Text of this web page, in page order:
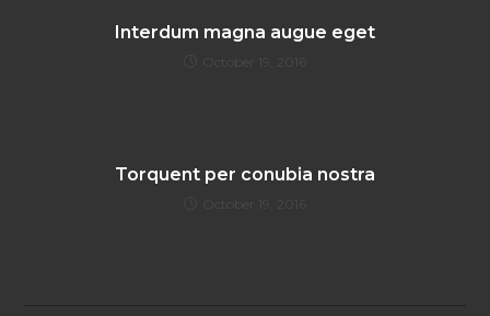
Interdum magna augue eget
Torquent per conubia nostra